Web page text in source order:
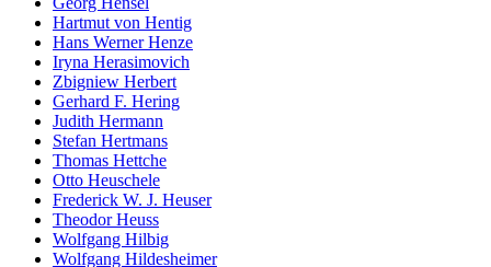
Hartmut von Hentig
Hans Werner Henze
Iryna Herasimovich
Zbigniew Herbert
Gerhard F. Hering
Judith Hermann
Stefan Hertmans
Thomas Hettche
Otto Heuschele
Frederick W. J. Heuser
Theodor Heuss
Wolfgang Hilbig
Wolfgang Hildesheimer